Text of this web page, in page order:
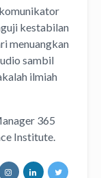
komunikator
kestabilan
menuangkan
sambil
ilmiah
365
Institute.